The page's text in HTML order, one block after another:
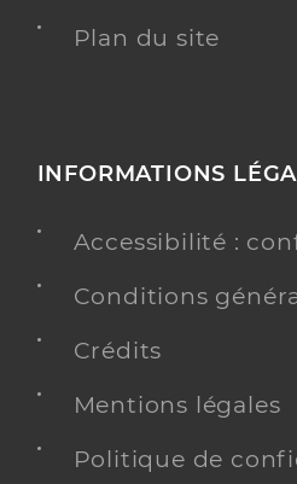
Plan du site
INFORMATIONS
Accessibilité :
Conditions
Crédits
Mentions légales
Politique de